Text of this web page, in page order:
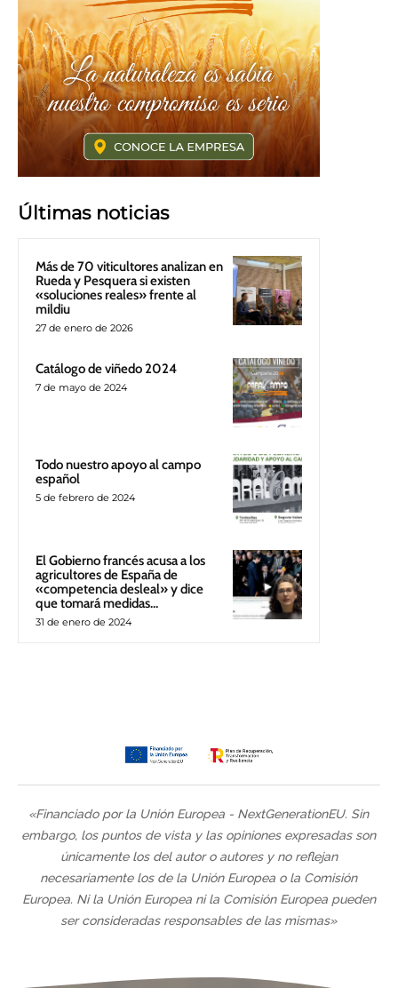
Últimas noticias
Más de 70 viticultores analizan en
Rueda y Pesquera si existen
«soluciones reales» frente al
mildiu
27 de enero de 2026
Catálogo de viñedo 2024
7 de mayo de 2024
Todo nuestro apoyo al campo
español
5 de febrero de 2024
El Gobierno francés acusa a los
agricultores de España de
«competencia desleal» y dice
que tomará medidas…
31 de enero de 2024
«Financiado por la Unión Europea - NextGenerationEU. Sin
embargo, los puntos de vista y las opiniones expresadas son
únicamente los del autor o autores y no reflejan
necesariamente los de la Unión Europea o la Comisión
Europea. Ni la Unión Europea ni la Comisión Europea pueden
ser consideradas responsables de las mismas»